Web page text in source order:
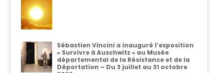
Sébastien Vincini a inauguré l’exposition
« Survivre à Auschwitz » au Musée
départemental de la Résistance et de la
Déportation – Du 3 juillet au 31 octobre